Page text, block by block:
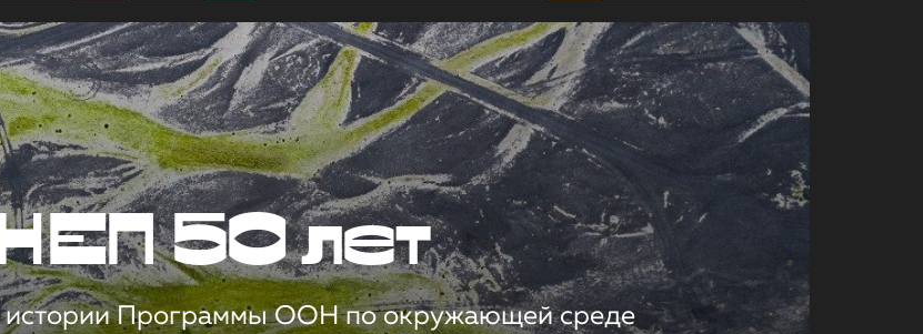
50 лет
истории Программы ООН по окружающей среде